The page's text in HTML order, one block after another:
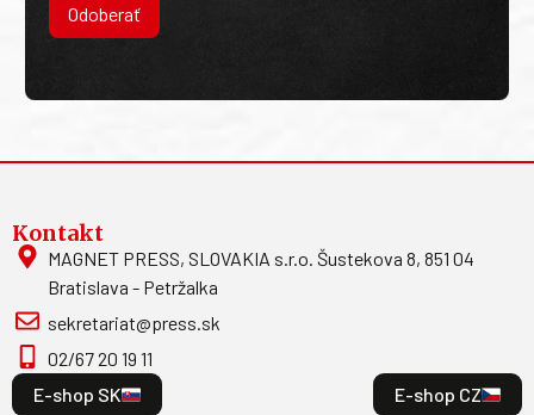
Odoberať
Kontakt
MAGNET PRESS, SLOVAKIA s.r.o. Šustekova 8, 851 04
Bratislava - Petržalka
sekretariat@press.sk
02/67 20 19 11
E-shop SK
E-shop CZ